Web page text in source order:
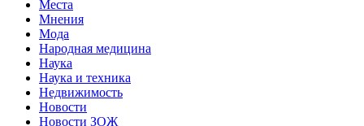
Места
Мнения
Мода
Народная медицина
Наука
Наука и техника
Недвижимость
Новости
Новости ЗОЖ